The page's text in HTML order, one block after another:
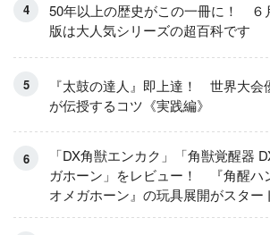
50年以上の歴史がこの一冊に！ ６
版は大人気シリーズの超百科です
『太鼓の達人』即上達！ 世界大会
が伝授するコツ《実践編》
「DX角獣エンカク」「角獣覚醒器
ガホーン」をレビュー！ 『角醒ハ
オメガホーン』の玩具展開がスター